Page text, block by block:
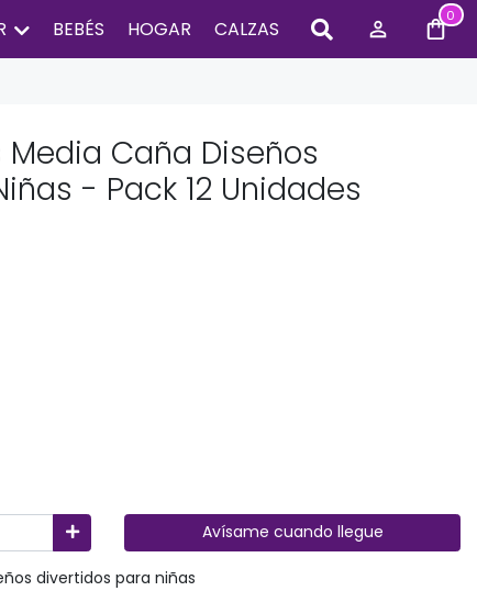
BEBÉS HOGAR CALZAS
0
Caña Diseños
- Pack 12 Unidades
Avísame cuando llegue
divertidos para niñas